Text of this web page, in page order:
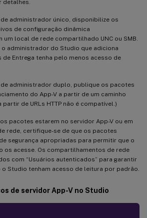
de administrador único, disponibilize os
de configuração dinâmica
local de rede compartilhado UNC ou SMB.
o administrador do Studio que adiciona
de Entrega tenha pelo menos acesso de
de administrador duplo, publique os pacotes
do App-V a partir de um caminho
partir de URLs HTTP não é compatível.)
pacotes estarem no servidor App-V ou em
rede, certifique-se de que os pacotes
segurança apropriadas para permitir que o
os acesse. Os compartilhamentos de rede
com “Usuários autenticados” para garantir
o Studio tenham acesso de leitura por padrão.
de servidor App-V no Studio